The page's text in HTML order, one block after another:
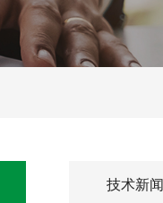
技术新闻